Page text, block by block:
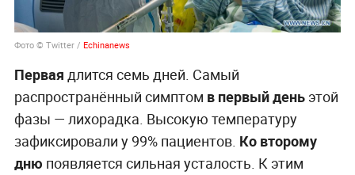
Фото © Twitter / Echinanews
Первая длится семь дней. Самый
распространённый симптом в первый деньэтой
фазы — лихорадка. Высокую температуру
зафиксировали у 99% пациентов. Ко второму
дню появляется сильная усталость. К этим